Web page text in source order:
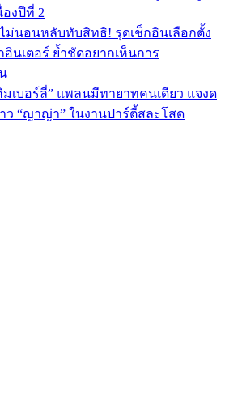
งปีที่ 2
ม่นอนหลับทับสิทธิ! รุดเช็กอินเลือกตั้ง
นเตอร์ ย้ำชัดอยากเห็นการ
เบอร์ลี่” แพลนมีทายาทคนเดียว แจงด
ว “ญาญ่า” ในงานปาร์ตี้สละโสด